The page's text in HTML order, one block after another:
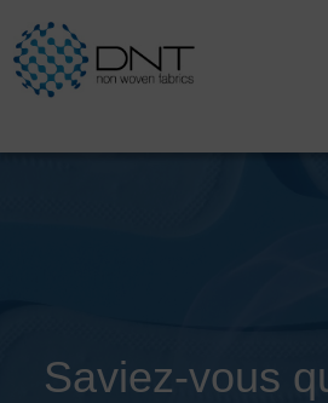
au
contenu
Saviez-vous